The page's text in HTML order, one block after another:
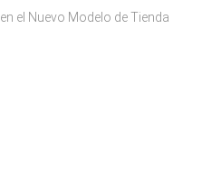
el Nuevo Modelo de Tienda